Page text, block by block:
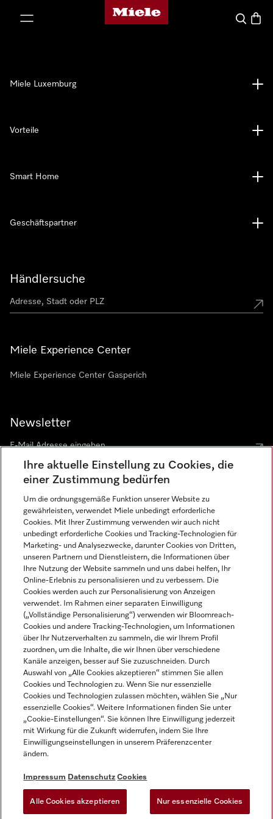
Miele-Homepage
Suche
Händlersuche
Miele Experience Center
Miele Experience Center Gasperich
Newsletter
Sprache
DEUTSCH
Miele Luxemburg
Vorteile
Smart Home
Geschäftspartner
Impressum
AGB
Datenschutz
Nutzungsbedingungen
Gesetzen über digitale Dienste
Cookie-Einstellungen
Miele auf Instagram
Miele auf Youtube
Ihre aktuelle Einstellung zu Cookies, die
einer Zustimmung bedürfen
Um die ordnungsgemäße Funktion unserer Website zu
gewährleisten, verwendet Miele unbedingt erforderliche
Cookies. Mit Ihrer Zustimmung verwenden wir auch nicht
unbedingt erforderliche Cookies und Tracking-Technologien für
Marketing- und Analysezwecke, darunter Cookies von Dritten,
unseren Partnern und Dienstleistern, die Informationen über
Ihre Nutzung der Website sammeln und uns dabei helfen, Ihr
Online-Erlebnis zu personalisieren und zu verbessern. Die
Cookies werden auch zur Personalisierung von Anzeigen
verwendet. Im Rahmen einer separaten Einwilligung
(„Vollständige Personalisierung“) verwenden wir Bloomreach-
Cookies und andere Tracking-Technologien, um Informationen
über Ihr Nutzerverhalten zu sammeln, die wir Ihrem Profil
zuordnen, um die Inhalte, die wir Ihnen über verschiedene
Kanäle anzeigen, besser auf Sie zuzuschneiden. Durch
Auswahl von „Alle Cookies akzeptieren“ stimmen Sie allen
Cookies und Technologien zu. Wenn Sie nur essenzielle
Cookies und Technologien zulassen möchten, wählen Sie „Nur
essenzielle Cookies“. Weitere Informationen finden Sie unter
„Cookie-Einstellungen“. Sie können Ihre Einwilligung jederzeit
mit Wirkung für die Zukunft widerrufen, indem Sie Ihre
Einwilligungseinstellungen in unserem Präferenzcenter
ändern.
Impressum Datenschutz Cookies
Alle Cookies akzeptieren Nur essenzielle Cookies